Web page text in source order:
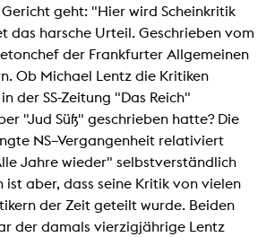
geht: "Hier wird Scheinkritik
das harsche Urteil. Geschrieben vom
der Frankfurter Allgemeinen
Ob Michael Lentz die Kritiken
der SS-Zeitung "Das Reich"
"Jud Süß" geschrieben hatte? Die
NS–Vergangenheit relativiert
Jahre wieder" selbstverständlich
ist aber, dass seine Kritik von vielen
der Zeit geteilt wurde. Beiden
der damals vierzigjährige Lentz